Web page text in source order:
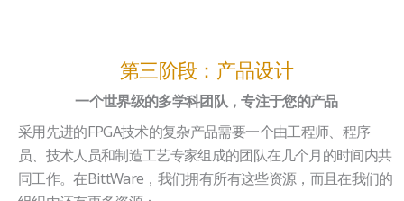
第三阶段：产品设计
一个世界级的多学科团队，专注于您的产品
采用先进的FPGA技术的复杂产品需要一个由工程师、程序
员、技术人员和制造工艺专家组成的团队在几个月的时间内共
同工作。在BittWare，我们拥有所有这些资源，而且在我们的